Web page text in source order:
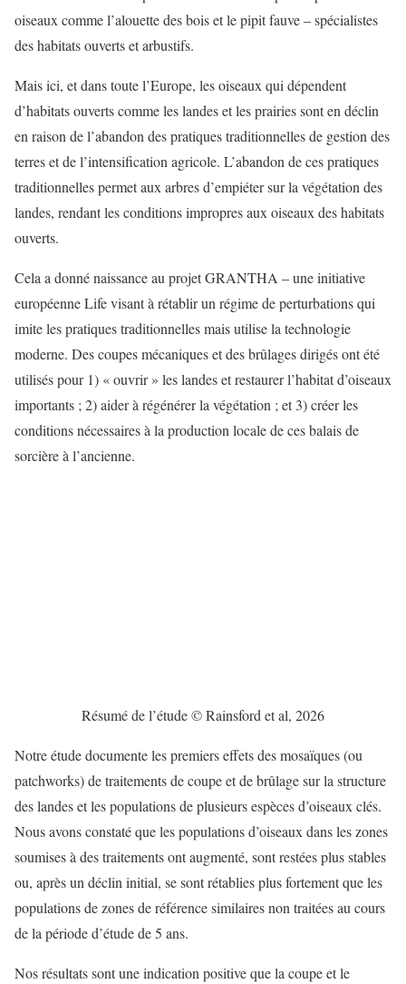
oiseaux comme l’alouette des bois et le pipit fauve – spécialistes
des habitats ouverts et arbustifs.
Mais ici, et dans toute l’Europe, les oiseaux qui dépendent
d’habitats ouverts comme les landes et les prairies sont en déclin
en raison de l’abandon des pratiques traditionnelles de gestion des
terres et de l’intensification agricole. L’abandon de ces pratiques
traditionnelles permet aux arbres d’empiéter sur la végétation des
landes, rendant les conditions impropres aux oiseaux des habitats
ouverts.
Cela a donné naissance au projet GRANTHA – une initiative
européenne Life visant à rétablir un régime de perturbations qui
imite les pratiques traditionnelles mais utilise la technologie
moderne. Des coupes mécaniques et des brûlages dirigés ont été
utilisés pour 1) « ouvrir » les landes et restaurer l’habitat d’oiseaux
importants ; 2) aider à régénérer la végétation ; et 3) créer les
conditions nécessaires à la production locale de ces balais de
sorcière à l’ancienne.
Résumé de l’étude © Rainsford et al, 2026
Notre étude documente les premiers effets des mosaïques (ou
patchworks) de traitements de coupe et de brûlage sur la structure
des landes et les populations de plusieurs espèces d’oiseaux clés.
Nous avons constaté que les populations d’oiseaux dans les zones
soumises à des traitements ont augmenté, sont restées plus stables
ou, après un déclin initial, se sont rétablies plus fortement que les
populations de zones de référence similaires non traitées au cours
de la période d’étude de 5 ans.
Nos résultats sont une indication positive que la coupe et le